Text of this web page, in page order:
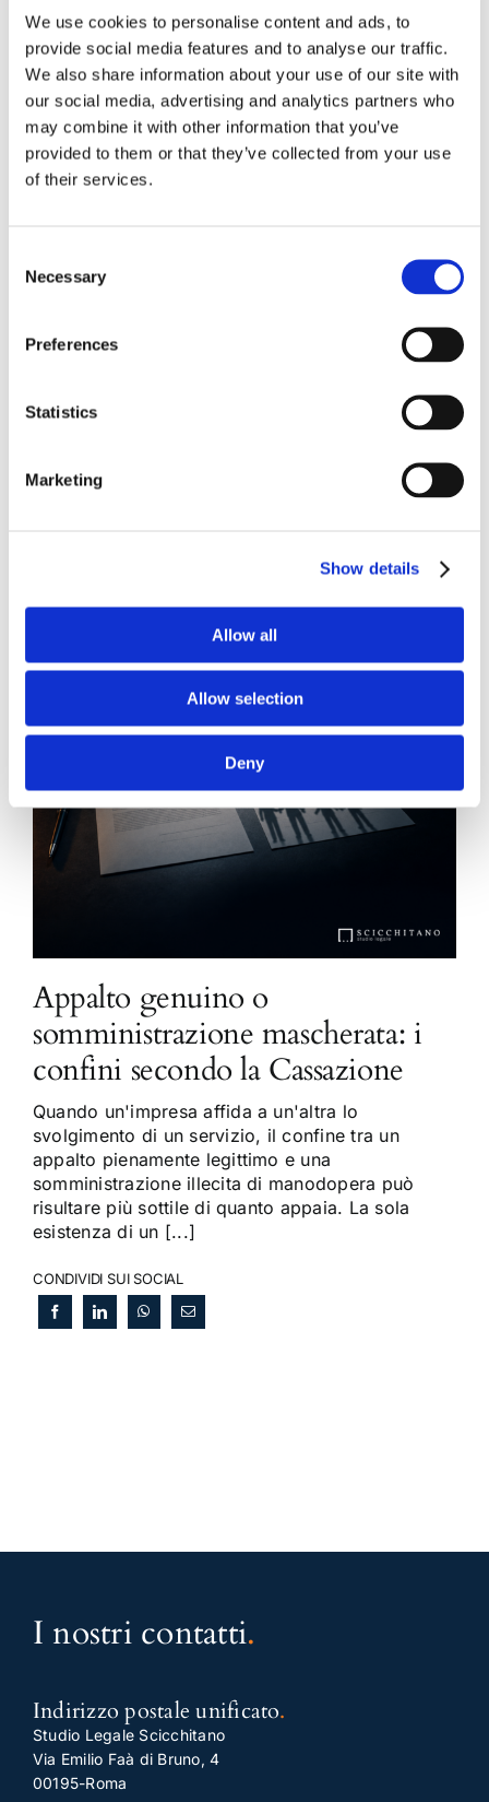
We use cookies to personalise content and ads, to
provide social media features and to analyse our traffic.
We also share information about your use of our site with
our social media, advertising and analytics partners who
may combine it with other information that you’ve
provided to them or that they’ve collected from your use
of their services.
Selection
Necessary
Preferences
Statistics
Marketing
Show details
Allow all
Allow selection
Deny
regresso
La sentenza n. 16835 del 29 maggio 2026 della
Corte di Cassazione offre l'occasione per tornare
su un tema di grande rilievo teorico e pratico
nell'ambito delle obbligazioni solidali passive: il
rapporto tra l'azione di [...]
Diritto del Lavoro, Michela Colitta, Sentenze Cassazione
News.
Appalto genuino o
somministrazione mascherata: i
confini secondo la Cassazione
Quando un'impresa affida a un'altra lo
svolgimento di un servizio, il confine tra un
appalto pienamente legittimo e una
somministrazione illecita di manodopera può
risultare più sottile di quanto appaia. La sola
esistenza di un [...]
CONDIVIDI SUI SOCIAL
I nostri contatti.
Indirizzo postale unificato.
Studio Legale Scicchitano
Via Emilio Faà di Bruno, 4
00195-Roma